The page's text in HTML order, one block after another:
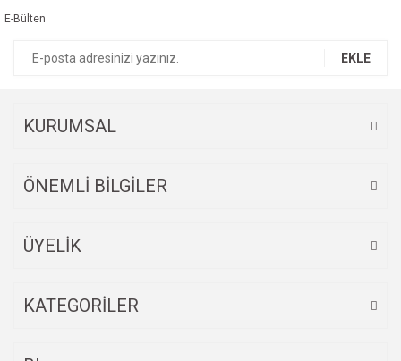
Ürün fiyatı diğer sitelerden daha pahalı.
E-Bülten
EKLE
KURUMSAL
ÖNEMLİ BİLGİLER
ÜYELİK
KATEGORİLER